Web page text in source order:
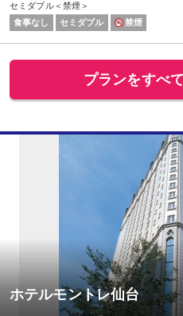
セミダブル＜禁煙＞
食事なし
セミダブル 禁煙
プランをすべ
ホテルモントレ仙台